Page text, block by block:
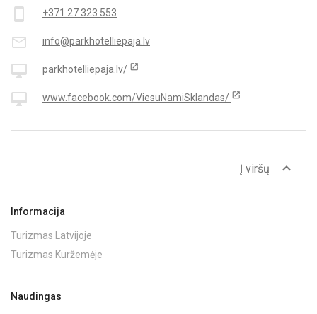
smartphone +371 27 323 553
mail_outline info@parkhotelliepaja.lv
desktop_mac parkhotelliepaja.lv/ open_in_new
desktop_mac www.facebook.com/ViesuNamiSklandas/ open_in_new
Į viršų expand_less
Informacija
Turizmas Latvijoje
Turizmas Kuržemėje
Naudingas